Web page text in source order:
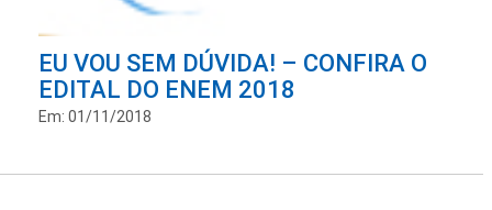
EU VOU SEM DÚVIDA! – CONFIRA O
EDITAL DO ENEM 2018
Em: 01/11/2018